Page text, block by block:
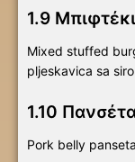
1.9
Mixed stuffed
pljeskavica sa
1.10
Pork belly